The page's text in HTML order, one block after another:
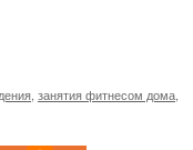
занятия фитнесом дома